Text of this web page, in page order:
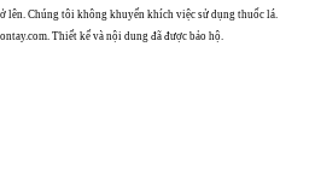
lên. Chúng tôi không khuyến khích việc sử dụng thuốc lá.
Thiết kế và nội dung đã được bảo hộ.